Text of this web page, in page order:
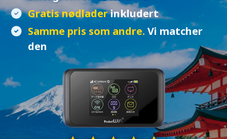
Gratis nødladerinkludert
Samme pris som andre. Vi matcher
den